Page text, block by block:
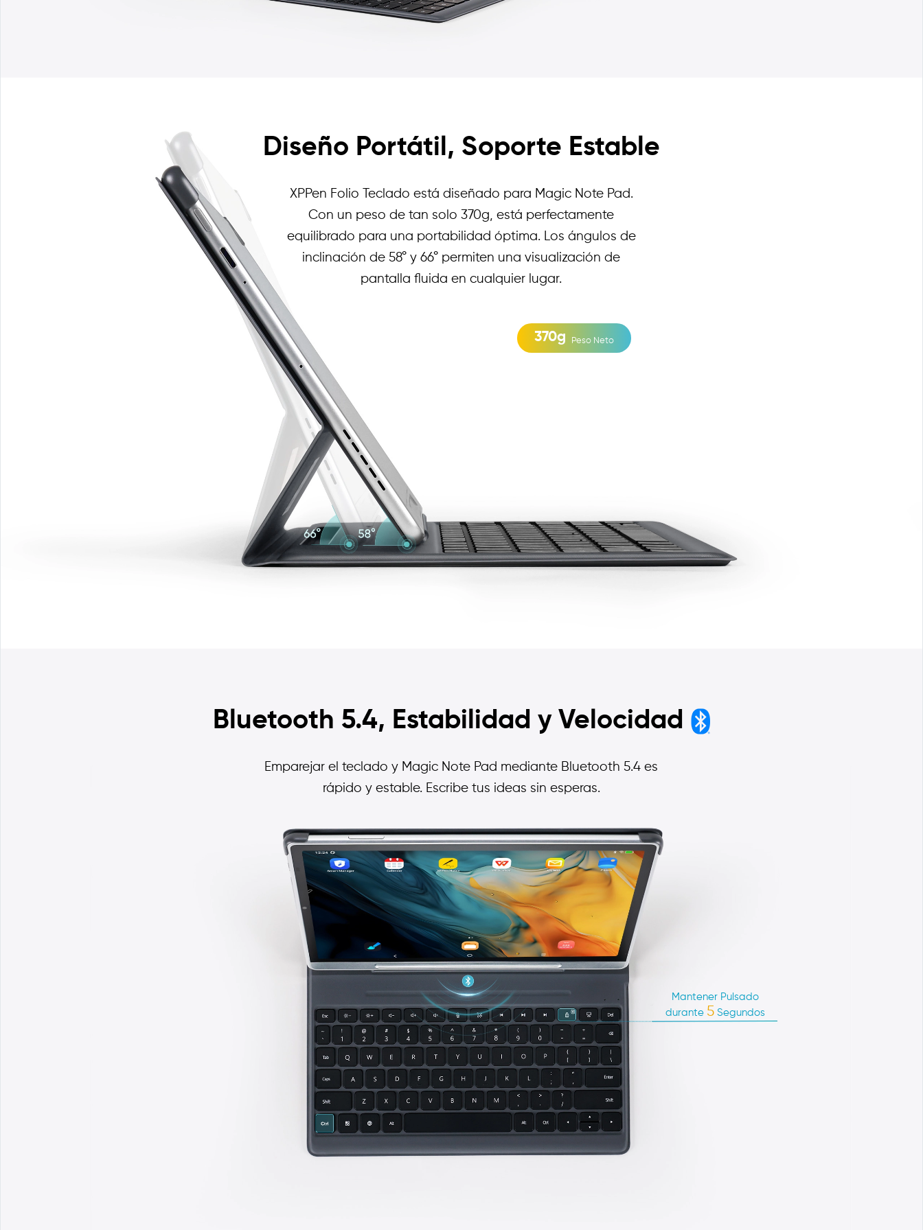
Diseño Portátil, Soporte Estable
XPPen Folio Teclado está diseñado para Magic Note Pad.
Con un peso de tan solo 370g, está perfectamente
equilibrado para una portabilidad óptima. Los ángulos de
inclinación de 58° y 66° permiten una visualización de
pantalla fluida en cualquier lugar.
370g Peso Neto
Bluetooth 5.4, Estabilidad y Velocidad
Emparejar el teclado y Magic Note Pad mediante Bluetooth 5.4 es
rápido y estable. Escribe tus ideas sin esperas.
Mantener Pulsado
durante 5Segundos